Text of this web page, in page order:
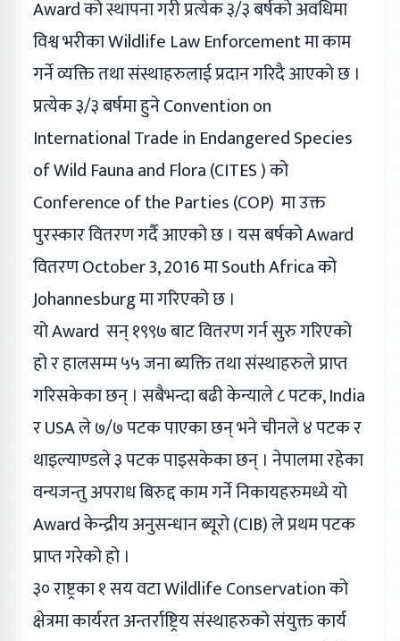
Award को स्थापना गरी प्रत्येक ३/३ बर्षको अवधिमा
विश्व भरीका Wildlife Law Enforcement मा काम
गर्ने व्यक्ति तथा संस्थाहरुलाई प्रदान गरिदै आएको छ ।
प्रत्येक ३/३ बर्षमा हुने Convention on
International Trade in Endangered Species
of Wild Fauna and Flora (CITES ) को
Conference of the Parties (COP) मा उक्त
पुरस्कार वितरण गर्दै आएको छ । यस बर्षको Award
वितरण October 3, 2016 मा South Africa को
Johannesburg मा गरिएको छ ।
यो Award सन् १९९७ बाट वितरण गर्न सुरु गरिएको
हो र हालसम्म ५५ जना ब्यक्ति तथा संस्थाहरुले प्राप्त
गरिसकेका छन् । सबैभन्दा बढी केन्याले ८ पटक, India
र USA ले ७/७ पटक पाएका छन् भने चीनले ४ पटक र
थाइल्याण्डले ३ पटक पाइसकेका छन् । नेपालमा रहेका
वन्यजन्तु अपराध बिरुद्द काम गर्ने निकायहरुमध्ये यो
Award केन्द्रीय अनुसन्धान ब्यूरो (CIB) ले प्रथम पटक
प्राप्त गरेको हो ।
३० राष्ट्रका १ सय वटा Wildlife Conservation को
क्षेत्रमा कार्यरत अन्तर्राष्ट्रिय संस्थाहरुको संयुक्त कार्य